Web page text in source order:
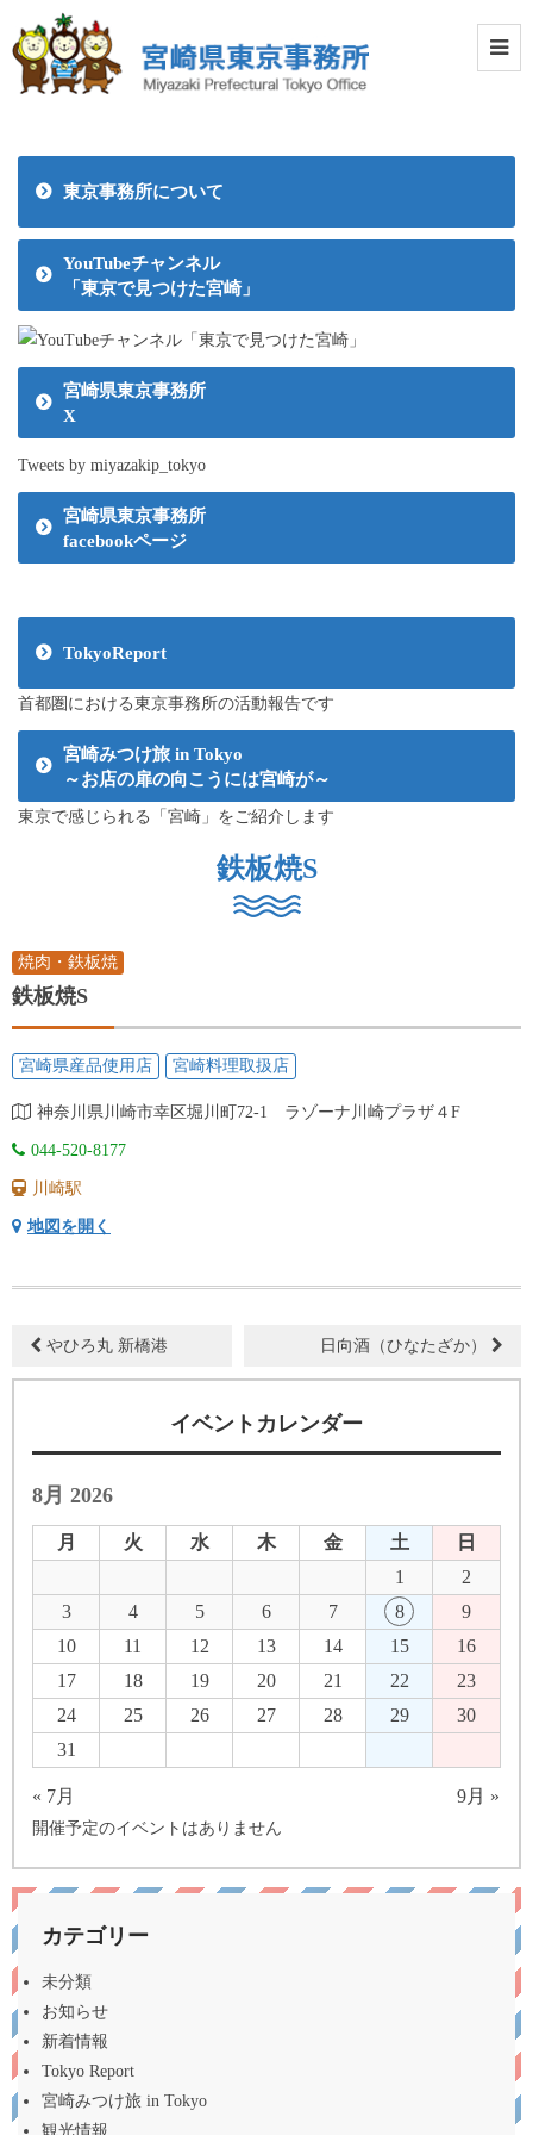
東京事務所について
YouTubeチャンネル
「東京で見つけた宮崎」
宮崎県東京事務所
X
Tweets by miyazakip_tokyo
宮崎県東京事務所
facebookページ
TokyoReport
首都圏における東京事務所の活動報告です
宮崎みつけ旅 in Tokyo
～お店の扉の向こうには宮崎が～
東京で感じられる「宮崎」をご紹介します
鉄板焼S
焼肉・鉄板焼
鉄板焼S
宮崎県産品使用店 宮崎料理取扱店
神奈川県川崎市幸区堀川町72-1 ラゾーナ川崎プラザ４F
044-520-8177
川崎駅
地図を開く
やひろ丸 新橋港 日向酒（ひなたざか）
イベントカレンダー
8月 2026
月 火 水 木 金 土
日
1
2
3
4 5 6 7 8
9
10
11 12 13 14 15
16
17
18 19 20 21 22
23
24
25 26 27 28 29
30
31
« 7月 9月 »
開催予定のイベントはありません
カテゴリー
未分類
お知らせ
新着情報
Tokyo Report
宮崎みつけ旅 in Tokyo
観光情報